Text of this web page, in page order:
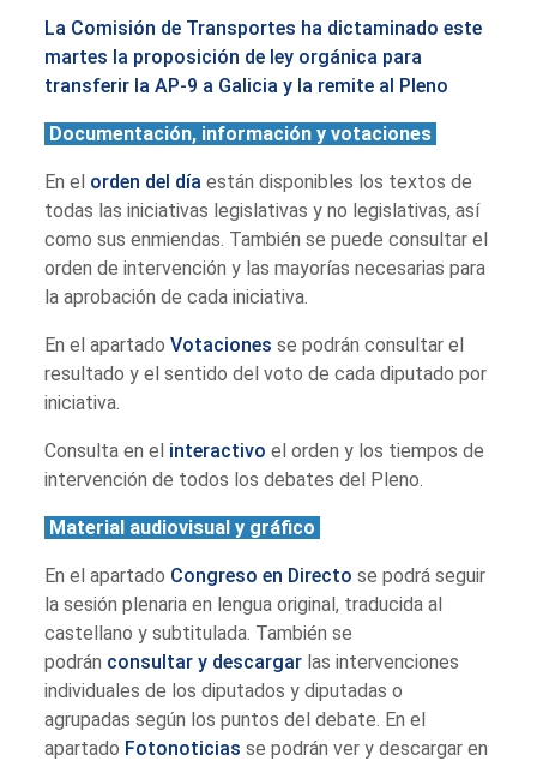
La Comisión de Transportes ha dictaminado este
martes la proposición de ley orgánica para
transferir la AP-9 a Galicia y la remite al Pleno
Documentación, información y votaciones
En el orden del día están disponibles los textos de
todas las iniciativas legislativas y no legislativas, así
como sus enmiendas. También se puede consultar el
orden de intervención y las mayorías necesarias para
la aprobación de cada iniciativa.
En el apartadoVotaciones se podrán consultar el
resultado y el sentido del voto de cada diputado por
iniciativa.
Consulta en el interactivo el orden y los tiempos de
intervención de todos los debates del Pleno.
Material audiovisual y gráfico
En el apartado Congreso en Directo se podrá seguir
la sesión plenaria en lengua original, traducida al
castellano y subtitulada. También se
podrán consultar y descargar las intervenciones
individuales de los diputados y diputadas o
agrupadas según los puntos del debate. En el
apartado Fotonoticias se podrán ver y descargar en